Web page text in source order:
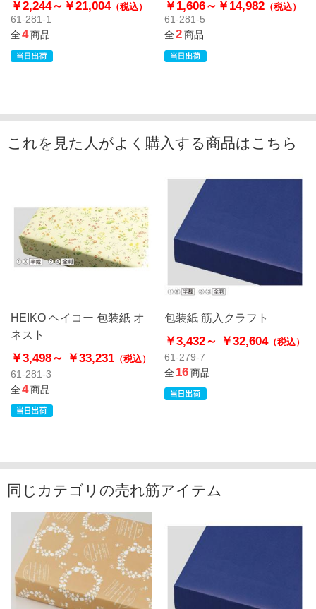
￥2,244～ ￥21,004（税込）
61-281-1
全4商品
￥1,606～ ￥14,982 （税込）
61-281-5
全2商品
これを見た人がよく購入する商品はこちら
HEIKO ヘイコー 包装紙 オ
ネスト
￥3,498～ ￥33,231 （税込）
61-281-3
全4商品
包装紙 筋入クラフト
￥3,432～ ￥32,604（税込）
61-279-7
全16商品
同じカテゴリの売れ筋アイテム